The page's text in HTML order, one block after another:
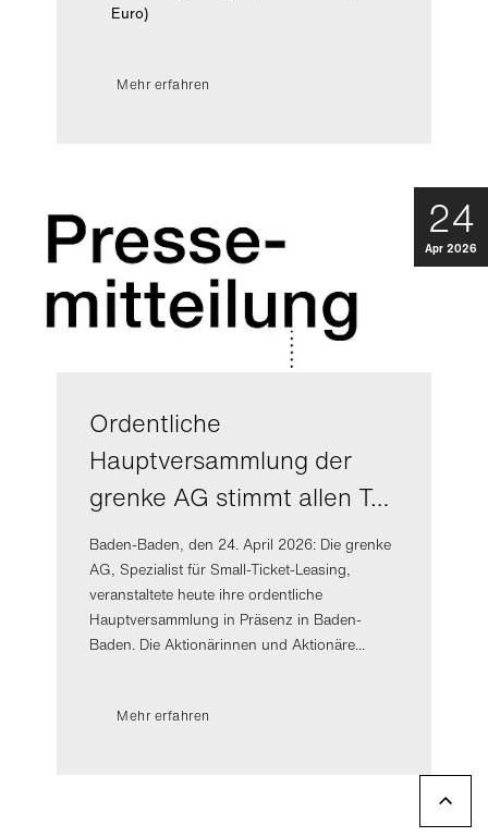
Euro)
Mehr erfahren
24
Apr 2026
Ordentliche
Hauptversammlung der
grenke AG stimmt allen T…
Baden-Baden, den 24. April 2026: Die grenke
AG, Spezialist für Small-Ticket-Leasing,
veranstaltete heute ihre ordentliche
Hauptversammlung in Präsenz in Baden-
Baden. Die Aktionärinnen und Aktionäre...
Mehr erfahren